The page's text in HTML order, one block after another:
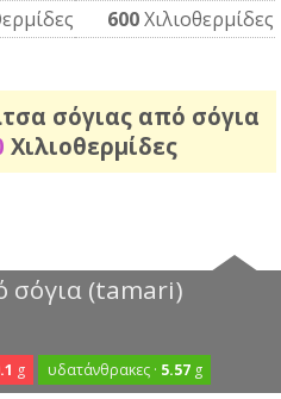
600Χιλιοθερμίδες
σόγιας από σόγια
Χιλιοθερμίδες
σόγια (tamari)
g υδατάνθρακες · 5.57g